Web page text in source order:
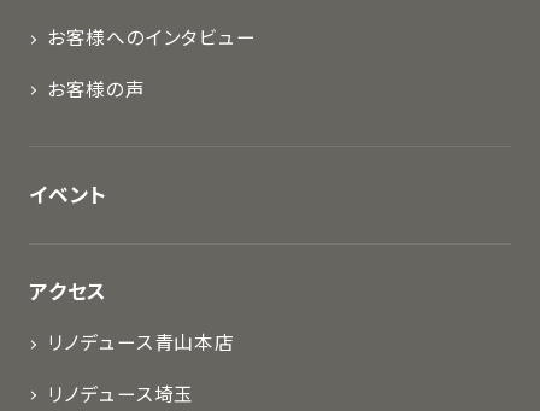
お客様へのインタビュー
お客様の声
イベント
アクセス
リノデュース青山本店
リノデュース埼玉